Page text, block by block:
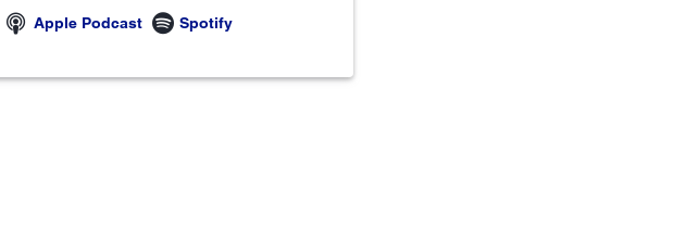
Apple Podcast Spotify